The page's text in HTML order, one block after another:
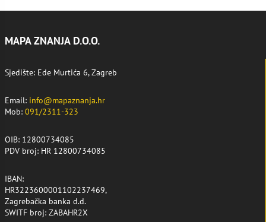
MAPA ZNANJA D.O.O.
Sjedište: Ede Murtića 6, Zagreb
Email: info@mapaznanja.hr
Mob: 091/2311-323
OIB: 12800734085
PDV broj: HR 12800734085
IBAN:
HR3223600001102237469,
Zagrebačka banka d.d.
SWITF broj: ZABAHR2X